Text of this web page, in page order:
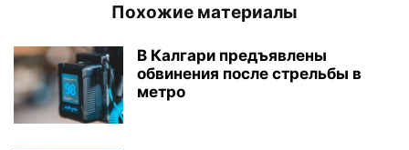
Похожие материалы
В Калгари предъявлены
обвинения после стрельбы в
метро